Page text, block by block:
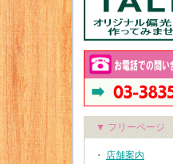
▼ フリーページ
・ 店舗案内